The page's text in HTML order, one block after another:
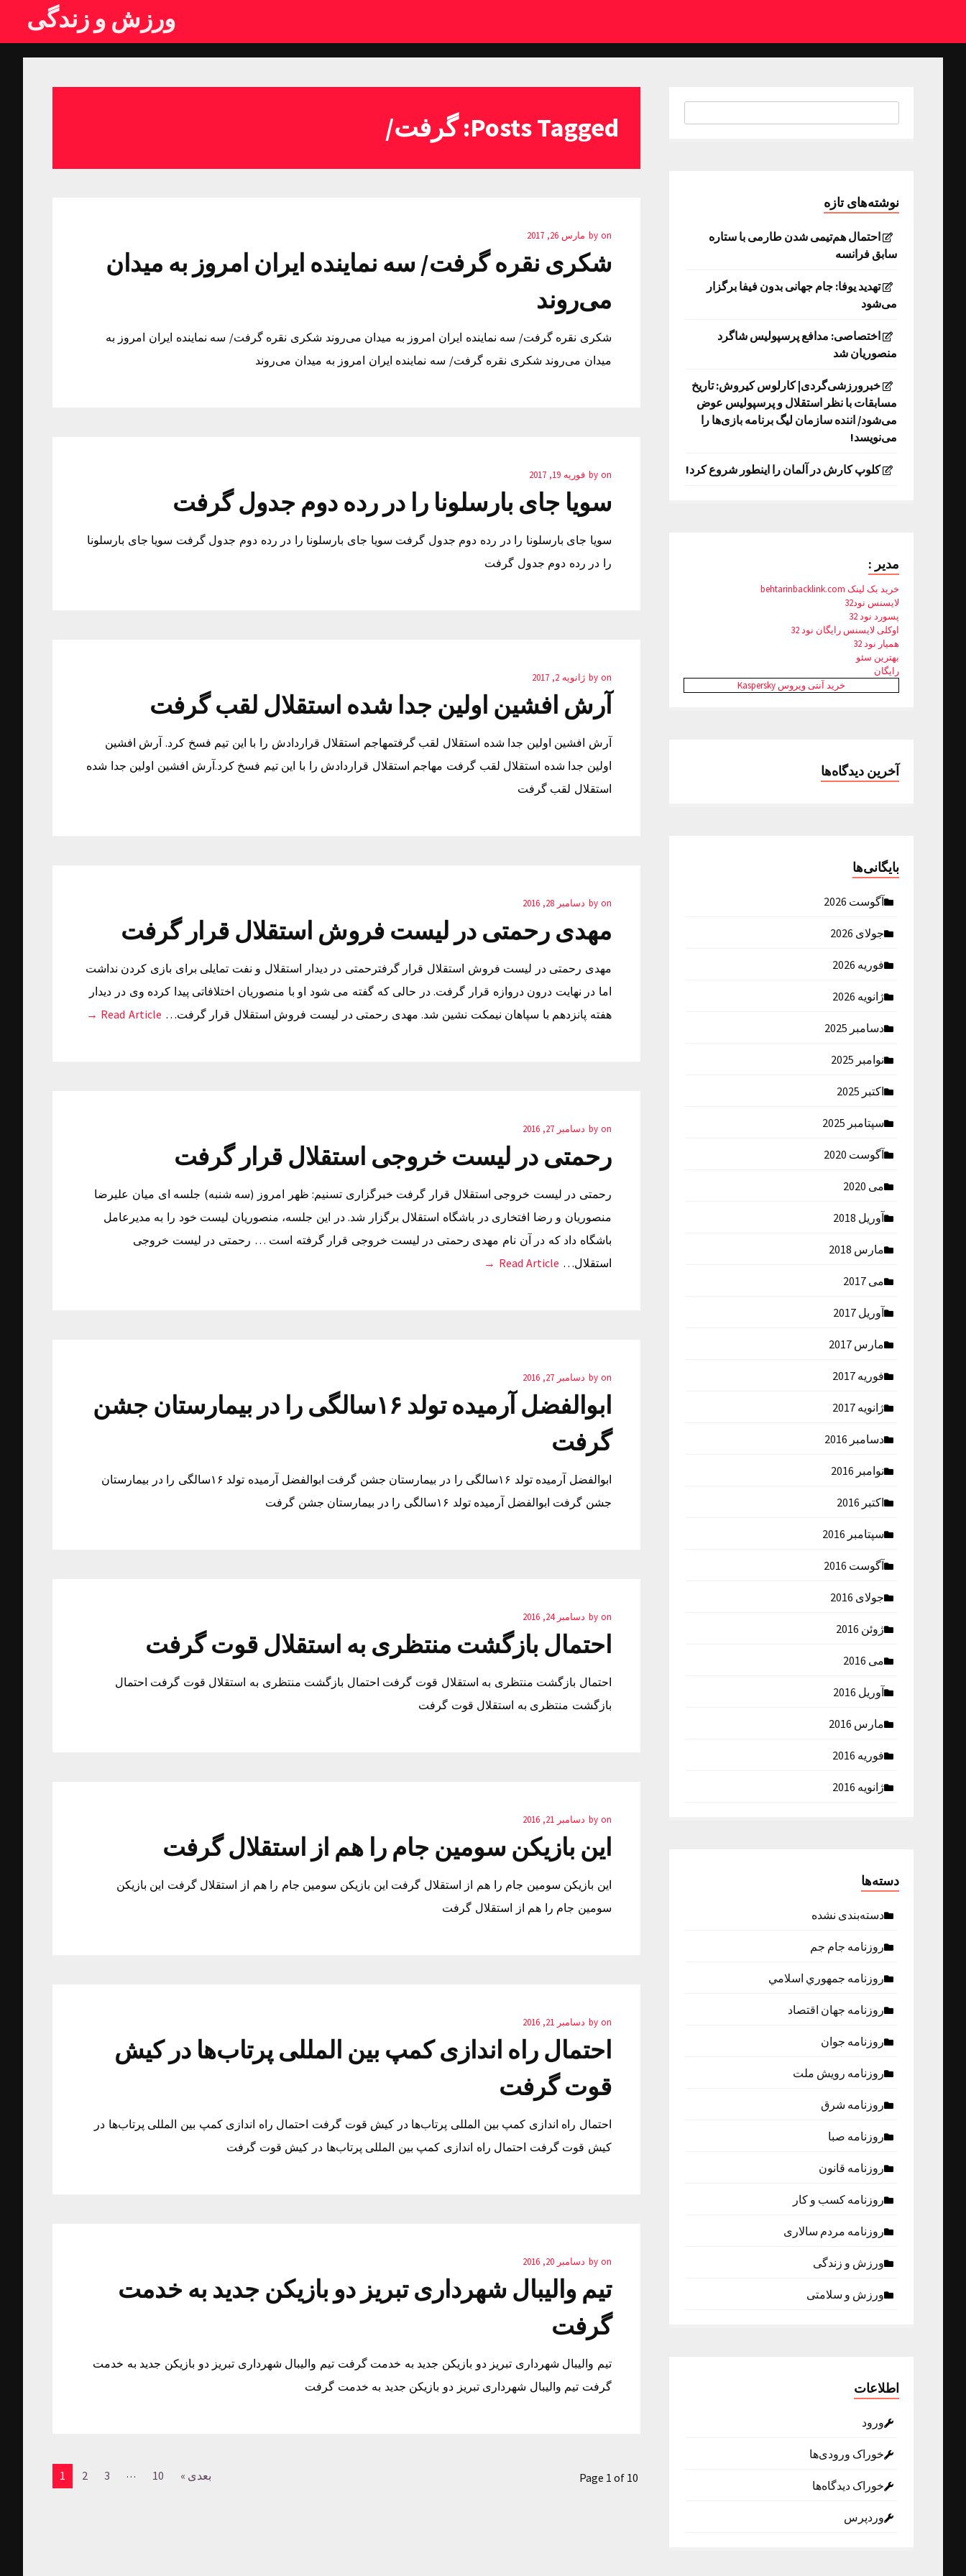
ورزش و زندگی
Posts Tagged: گرفت/
by on مارس 26, 2017
شکری نقره گرفت/ سه نماینده ایران امروز به میدان
می‌روند
شکری نقره گرفت/ سه نماینده ایران امروز به میدان می‌روند شکری نقره گرفت/ سه نماینده ایران امروز به
میدان می‌روند شکری نقره گرفت/ سه نماینده ایران امروز به میدان می‌روند
by on فوریه 19, 2017
سویا جای بارسلونا را در رده دوم جدول گرفت
سویا جای بارسلونا را در رده دوم جدول گرفت سویا جای بارسلونا را در رده دوم جدول گرفت سویا جای بارسلونا
را در رده دوم جدول گرفت
by on ژانویه 2, 2017
آرش افشین اولین جدا شده استقلال لقب گرفت
آرش افشین اولین جدا شده استقلال لقب گرفتمهاجم استقلال قراردادش را با این تیم فسخ کرد. آرش افشین
اولین جدا شده استقلال لقب گرفت مهاجم استقلال قراردادش را با این تیم فسخ کرد.آرش افشین اولین جدا شده
استقلال لقب گرفت
by on دسامبر 28, 2016
مهدی رحمتی در لیست فروش استقلال قرار گرفت
مهدی رحمتی در لیست فروش استقلال قرار گرفترحمتی در دیدار استقلال و نفت تمایلی برای بازی کردن نداشت
اما در نهایت درون دروازه قرار گرفت. در حالی که گفته می شود او با منصوریان اختلافاتی پیدا کرده وی در دیدار
هفته پانزدهم با سپاهان نیمکت نشین شد. مهدی رحمتی در لیست فروش استقلال قرار گرفت… Read Article →
by on دسامبر 27, 2016
رحمتی در لیست خروجی استقلال قرار گرفت
رحمتی در لیست خروجی استقلال قرار گرفت خبرگزاری تسنیم: ظهر امروز (سه شنبه) جلسه ای میان علیرضا
منصوریان و رضا افتخاری در باشگاه استقلال برگزار شد. در این جلسه، منصوریان لیست خود را به مدیرعامل
باشگاه داد که در آن نام مهدی رحمتی در لیست خروجی قرار گرفته است … رحمتی در لیست خروجی
استقلال… Read Article →
by on دسامبر 27, 2016
ابوالفضل آرمیده تولد ۱۶سالگی را در بیمارستان جشن
گرفت
ابوالفضل آرمیده تولد ۱۶سالگی را در بیمارستان جشن گرفت ابوالفضل آرمیده تولد ۱۶سالگی را در بیمارستان
جشن گرفت ابوالفضل آرمیده تولد ۱۶سالگی را در بیمارستان جشن گرفت
by on دسامبر 24, 2016
احتمال بازگشت منتظری به استقلال قوت گرفت
احتمال بازگشت منتظری به استقلال قوت گرفت احتمال بازگشت منتظری به استقلال قوت گرفت احتمال
بازگشت منتظری به استقلال قوت گرفت
by on دسامبر 21, 2016
این بازیکن سومین جام را هم از استقلال گرفت
این بازیکن سومین جام را هم از استقلال گرفت این بازیکن سومین جام را هم از استقلال گرفت این بازیکن
سومین جام را هم از استقلال گرفت
by on دسامبر 21, 2016
احتمال راه اندازی کمپ بین المللی پرتاب‌ها در کیش
قوت گرفت
احتمال راه اندازی کمپ بین المللی پرتاب‌ها در کیش قوت گرفت احتمال راه اندازی کمپ بین المللی پرتاب‌ها در
کیش قوت گرفت احتمال راه اندازی کمپ بین المللی پرتاب‌ها در کیش قوت گرفت
by on دسامبر 20, 2016
تیم والیبال شهرداری تبریز دو بازیکن جدید به خدمت
گرفت
تیم والیبال شهرداری تبریز دو بازیکن جدید به خدمت گرفت تیم والیبال شهرداری تبریز دو بازیکن جدید به خدمت
گرفت تیم والیبال شهرداری تبریز دو بازیکن جدید به خدمت گرفت
1 2 3 … 10 بعدی » Page 1 of 10
نوشته‌های تازه
احتمال هم‌تیمی شدن طارمی با ستاره
سابق فرانسه
تهدید یوفا: جام جهانی بدون فیفا برگزار
می‌شود
اختصاصی: مدافع پرسپولیس شاگرد
منصوریان شد
خبرورزشی‌گردی| کارلوس کیروش: تاریخ
مسابقات با نظر استقلال و پرسپولیس عوض
می‌شود/ اننده سازمان لیگ برنامه بازی‌ها را
می‌نویسد!
کلوپ کارش در آلمان را اینطور شروع کرد!
مدیر :
خرید بک لینک behtarinbacklink.com
لایسنس نود32
پسورد نود 32
اوکلی لایسنس رایگان نود 32
همیار نود 32
بهترین سئو
رایگان
خرید آنتی ویروس Kaspersky
آخرین دیدگاه‌ها
بایگانی‌ها
آگوست 2026
جولای 2026
فوریه 2026
ژانویه 2026
دسامبر 2025
نوامبر 2025
اکتبر 2025
سپتامبر 2025
آگوست 2020
می 2020
آوریل 2018
مارس 2018
می 2017
آوریل 2017
مارس 2017
فوریه 2017
ژانویه 2017
دسامبر 2016
نوامبر 2016
اکتبر 2016
سپتامبر 2016
آگوست 2016
جولای 2016
ژوئن 2016
می 2016
آوریل 2016
مارس 2016
فوریه 2016
ژانویه 2016
دسته‌ها
دسته‌بندی نشده
روزنامه جام جم
روزنامه جمهوري اسلامي
روزنامه جهان اقتصاد
روزنامه جوان
روزنامه رویش ملت
روزنامه شرق
روزنامه صبا
روزنامه قانون
روزنامه كسب و كار
روزنامه مردم سالاری
ورزش و زندگی
ورزش و سلامتی
اطلاعات
ورود
خوراک ورودی‌ها
خوراک دیدگاه‌ها
وردپرس